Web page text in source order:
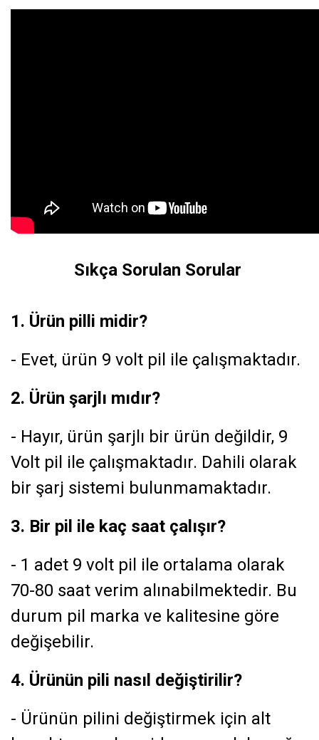
Sıkça Sorulan Sorular
1. Ürün pilli midir?
- Evet, ürün 9 volt pil ile çalışmaktadır.
2. Ürün şarjlı mıdır?
- Hayır, ürün şarjlı bir ürün değildir, 9
Volt pil ile çalışmaktadır. Dahili olarak
bir şarj sistemi bulunmamaktadır.
3. Bir pil ile kaç saat çalışır?
- 1 adet 9 volt pil ile ortalama olarak
70-80 saat verim alınabilmektedir. Bu
durum pil marka ve kalitesine göre
değişebilir.
4. Ürünün pili nasıl değiştirilir?
- Ürünün pilini değiştirmek için alt